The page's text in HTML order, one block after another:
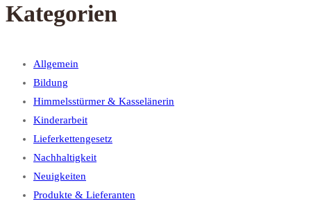
Kategorien
Allgemein
Bildung
Himmelsstürmer & Kasselänerin
Kinderarbeit
Lieferkettengesetz
Nachhaltigkeit
Neuigkeiten
Produkte & Lieferanten